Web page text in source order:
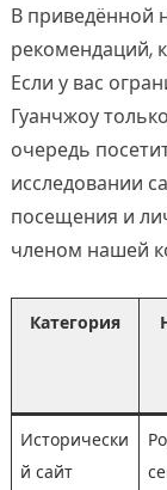
В приведённой
рекомендаций,
Если у вас
Гуанчжоу
очередь
исследовании
посещения и
членом нашей
Категория
Исторически
й сайт